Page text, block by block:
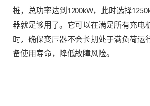
桩，总功率达到 1200kW，此时选择
器就足够用了。它可以在满足所有充电
时，确保变压器不会长期处于满负荷运
备使用寿命，降低故障风险。